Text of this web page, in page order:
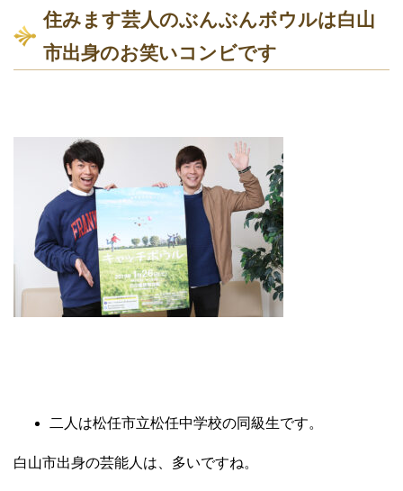
住みます芸人のぶんぶんボウルは白山
市出身のお笑いコンビです
二人は松任市立松任中学校の同級生です。
白山市出身の芸能人は、多いですね。